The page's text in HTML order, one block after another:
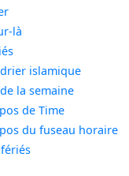
là
islamique
la semaine
de Time
du fuseau horaire